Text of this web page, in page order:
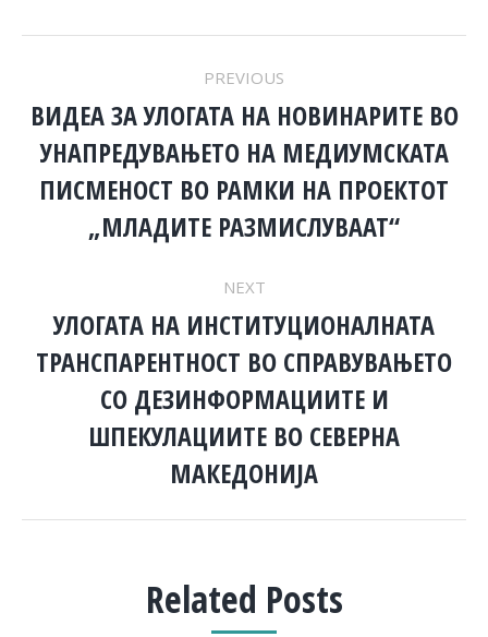
NAVIGATION
PREVIOUS
Previous
post:
ВИДЕА ЗА УЛОГАТА НА НОВИНАРИТЕ ВО
УНАПРЕДУВАЊЕТО НА МЕДИУМСКАТА
ПИСМЕНОСТ ВО РАМКИ НА ПРОЕКТОТ
„МЛАДИТЕ РАЗМИСЛУВААТ“
NEXT
Next
post:
УЛОГАТА НА ИНСТИТУЦИОНАЛНАТА
ТРАНСПАРЕНТНОСТ ВО СПРАВУВАЊЕТО
СО ДЕЗИНФОРМАЦИИТЕ И
ШПЕКУЛАЦИИТЕ ВО СЕВЕРНА
МАКЕДОНИЈА
Related Posts